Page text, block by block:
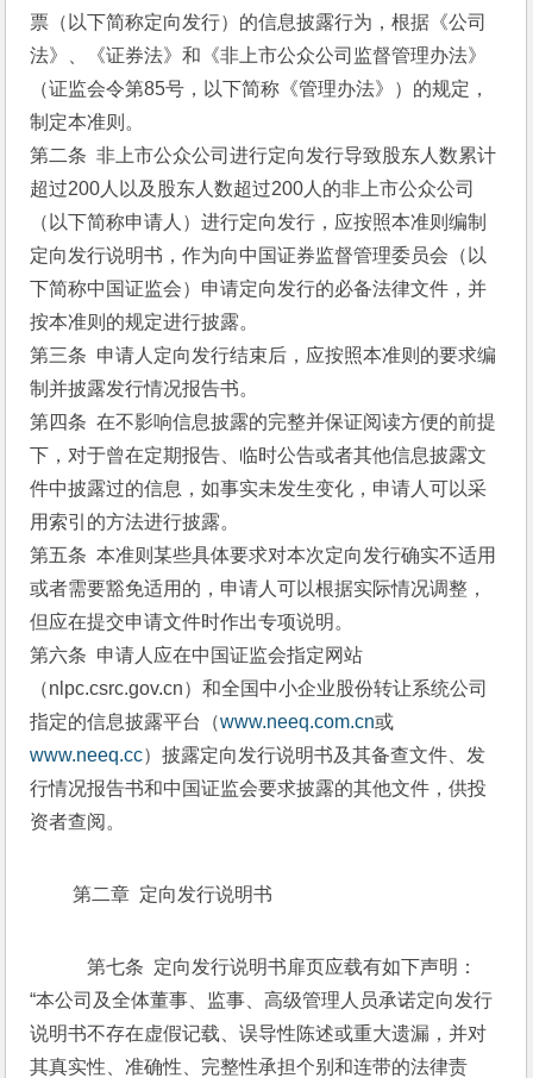
票（以下简称定向发行）的信息披露行为，根据《公司
法》、《证券法》和《非上市公众公司监督管理办法》
（证监会令第85号，以下简称《管理办法》）的规定，
制定本准则。
第二条  非上市公众公司进行定向发行导致股东人数累计
超过200人以及股东人数超过200人的非上市公众公司
（以下简称申请人）进行定向发行，应按照本准则编制
定向发行说明书，作为向中国证券监督管理委员会（以
下简称中国证监会）申请定向发行的必备法律文件，并
按本准则的规定进行披露。
第三条  申请人定向发行结束后，应按照本准则的要求编
制并披露发行情况报告书。
第四条  在不影响信息披露的完整并保证阅读方便的前提
下，对于曾在定期报告、临时公告或者其他信息披露文
件中披露过的信息，如事实未发生变化，申请人可以采
用索引的方法进行披露。
第五条  本准则某些具体要求对本次定向发行确实不适用
或者需要豁免适用的，申请人可以根据实际情况调整，
但应在提交申请文件时作出专项说明。
第六条  申请人应在中国证监会指定网站
（nlpc.csrc.gov.cn）和全国中小企业股份转让系统公司
指定的信息披露平台（www.neeq.com.cn或
www.neeq.cc）披露定向发行说明书及其备查文件、发
行情况报告书和中国证监会要求披露的其他文件，供投
资者查阅。
第二章  定向发行说明书
第七条  定向发行说明书扉页应载有如下声明：
“本公司及全体董事、监事、高级管理人员承诺定向发行
说明书不存在虚假记载、误导性陈述或重大遗漏，并对
其真实性、准确性、完整性承担个别和连带的法律责